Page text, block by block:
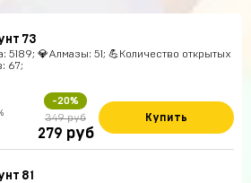
73
5189; 💎Алмазы: 51; 💪Количество открытых
67;
-20%
349 руб
279 руб
Купить
81